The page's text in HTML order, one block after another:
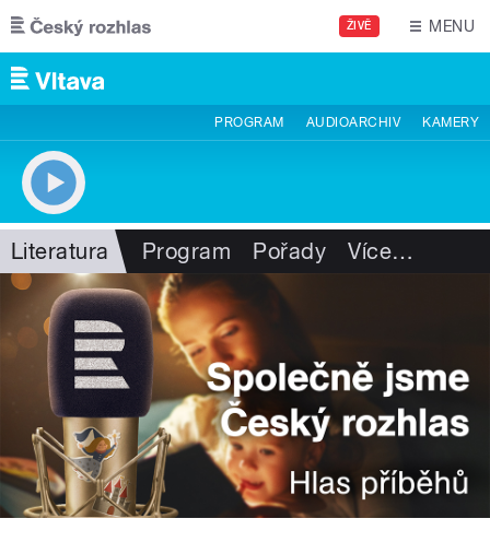
Přejít k hlavnímu obsahu
ŽIVĚ MENU
PROGRAM AUDIOARCHIV KAMERY
Literatura Program Pořady Více…